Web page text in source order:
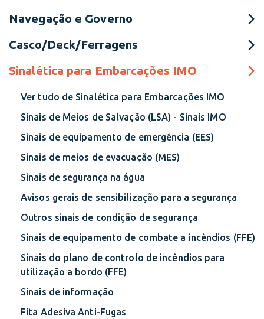
Navegação e Governo
Casco/Deck/Ferragens
Sinalética para Embarcações IMO
Ver tudo de Sinalética para Embarcações IMO
Sinais de Meios de Salvação (LSA) - Sinais IMO
Sinais de equipamento de emergência (EES)
Sinais de meios de evacuação (MES)
Sinais de segurança na água
Avisos gerais de sensibilização para a segurança
Outros sinais de condição de segurança
Sinais de equipamento de combate a incêndios (FFE)
Sinais do plano de controlo de incêndios para
utilização a bordo (FFE)
Sinais de informação
Fita Adesiva Anti-Fugas